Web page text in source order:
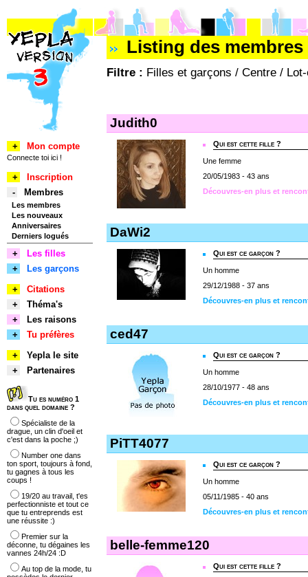
Listing des
Filtre : Filles et garçons / Centre /
Judith0
Qui est cette fille ?
Une femme
20/05/1983 - 43 ans
Découvres-en plus et
DaWi2
Qui est ce garçon ?
Un homme
29/12/1988 - 37 ans
Découvres-en plus et
ced47
Qui est ce garçon ?
Un homme
28/10/1977 - 48 ans
Découvres-en plus et
PiTT4077
Qui est ce garçon ?
Un homme
05/11/1985 - 40 ans
Découvres-en plus et
belle-femme120
Qui est cette fille ?
+ Mon compte
Connecte toi ici !
+
Inscription
-
Membres
Les membres
Les nouveaux
Anniversaires
Derniers logués
+
Les filles
+
Les garçons
+
Citations
+
Théma's
+
Les raisons
+
Tu préfères
+
Yepla le site
+
Partenaires
Tu es numéro 1
dans quel domaine ?
Spécialiste de la
drague, un clin d'oeil et
c'est dans la poche ;)
Number one dans
ton sport, toujours à fond,
tu gagnes à tous les
coups !
19/20 au travail, t'es
perfectionniste et tout ce
que tu entreprends est
une réussite :)
Premier sur la
déconne, tu dégaines les
vannes 24h/24 :D
Au top de la mode, tu